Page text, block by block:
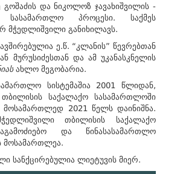
და ნიკოლოზ ჯავახიშვილის -
სასამართლო პროცესი. საქმეს
მჭედლიშვილი განიხილავს.
ე.წ. “კლანის” წევრებთან
მურუსიძესთან და ამ უკანასკნელის
ახლო მეგობარია.
სისტემაშია 2001 წლიდან,
საქალაქო სასამართლოში
მოსამართლედ 2021 წელს დაინიშნა.
თბილისის საქალაქო
და წინასასამართლო
მოსამართლეა.
სანქცირებულია ლიეტუვის მიერ.